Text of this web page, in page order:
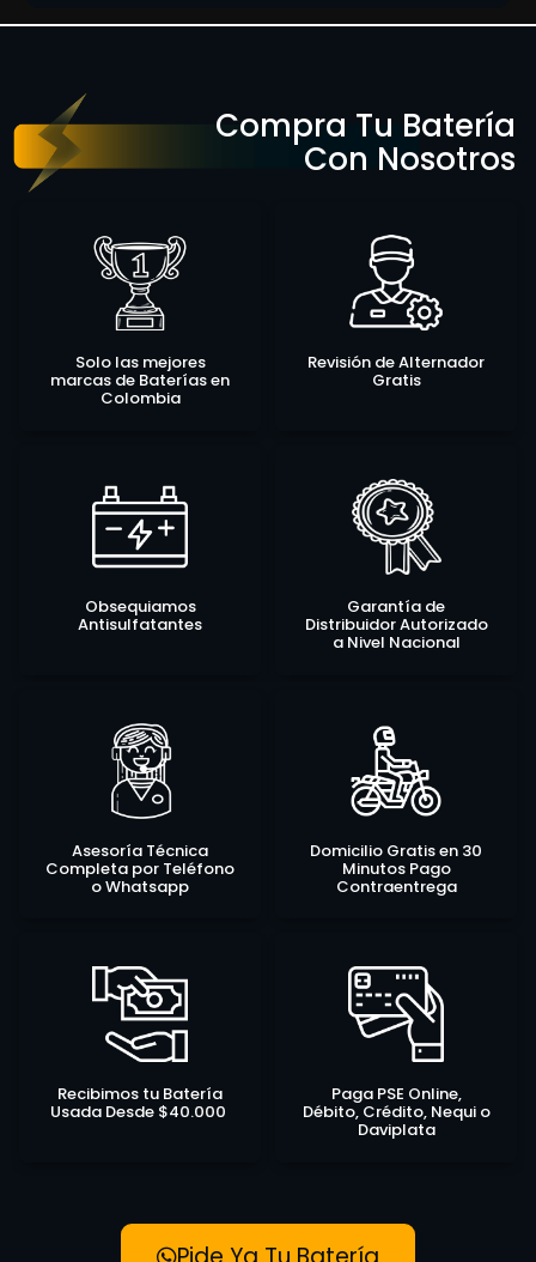
Compra Tu Batería
Con Nosotros
Solo las mejores
marcas de Baterías en
Colombia
Revisión de Alternador
Gratis
Obsequiamos
Antisulfatantes
Garantía de
Distribuidor Autorizado
a Nivel Nacional
Asesoría Técnica
Completa por Teléfono
o Whatsapp
Domicilio Gratis en 30
Minutos Pago
Contraentrega
Recibimos tu Batería
Usada Desde $40.000
Paga PSE Online,
Débito, Crédito, Nequi o
Daviplata